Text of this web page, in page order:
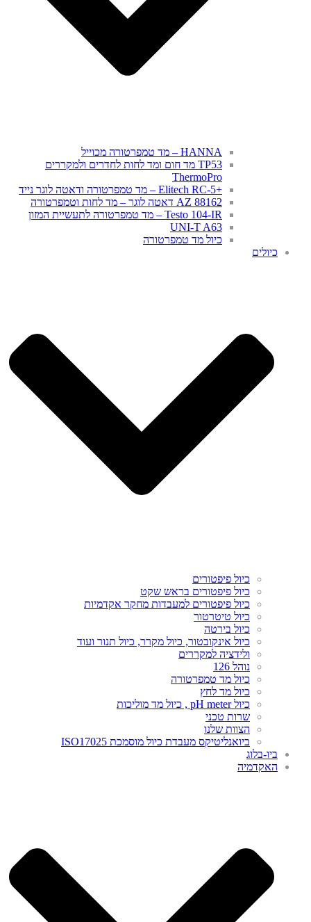
HANNA – מד טמפרטורה מכוייל
TP53 מד חום ומד לחות לחדרים ולמקררים
ThermoPro
+Elitech RC-5 – מד טמפרטורה ודאטה לוגר נייד
AZ 88162 דאטה לוגר – מד לחות וטמפרטורה
Testo 104-IR – מד טמפרטורה לתעשיית המזון
UNI-T A63
כיול מד טמפרטורה
כיולים
כיול פיפטורים
כיול פיפטורים בראש שקט
כיול פיפטורים למעבדות מחקר אקדמיות
כיול טיטרטור
כיול בירטה
כיול אינקובטור, כיול מקרר, כיול תנור ועוד
ולידציה למקררים
נוהל 126
כיול מד טמפרטורה
כיול מד לחץ
כיול pH meter , כיול מד מוליכות
שרות טכני
הצוות שלנו
ביואנליטיקס מעבדת כיול מוסמכת ISO17025
ביו-בלוג
האקדמיה